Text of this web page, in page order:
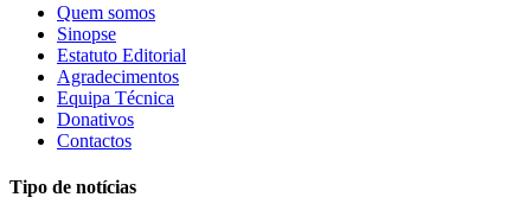
Quem somos
Sinopse
Estatuto Editorial
Agradecimentos
Equipa Técnica
Donativos
Contactos
Tipo de notícias